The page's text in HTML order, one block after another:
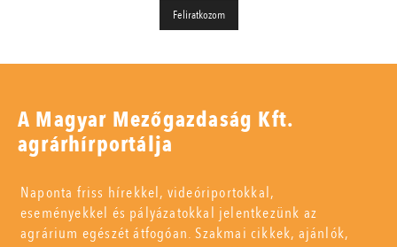
A Magyar Mezőgazdaság Kft.
agrárhírportálja
Naponta friss hírekkel, videóriportokkal,
eseményekkel és pályázatokkal jelentkezünk az
agrárium egészét átfogóan. Szakmai cikkek, ajánlók,